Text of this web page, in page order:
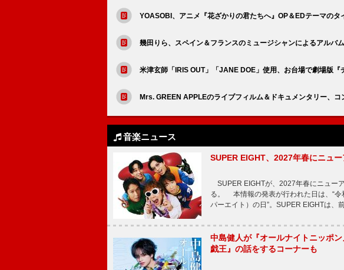
YOASOBI、アニメ『花ざかりの君たちへ』OP＆EDテーマのタ
幾田りら、スペイン＆フランスのミュージシャンによるアルバ
米津玄師「IRIS OUT」「JANE DOE」使用、お台場で劇場版『
Mrs. GREEN APPLEのライブフィルム＆ドキュメンタリー、
音楽ニュース
SUPER EIGHT、2027年春にニュ
SUPER EIGHTが、2027年春にニュー
る。 本情報の発表が行われた日は、“令
パーエイト）の日”。SUPER EIGHTは、
中島健人が『オールナイトニッポ
戯王』の話をするコーナーも